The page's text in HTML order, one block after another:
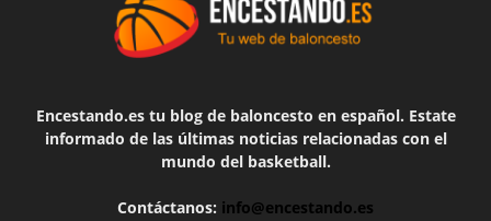
Encestando.es tu blog de baloncesto en español. Estate
informado de las últimas noticias relacionadas con el
mundo del basketball.
Contáctanos: info@encestando.es